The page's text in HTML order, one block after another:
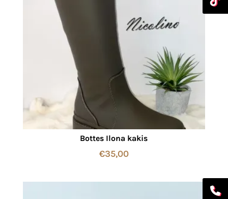
Bottes Ilona kakis
€35,00